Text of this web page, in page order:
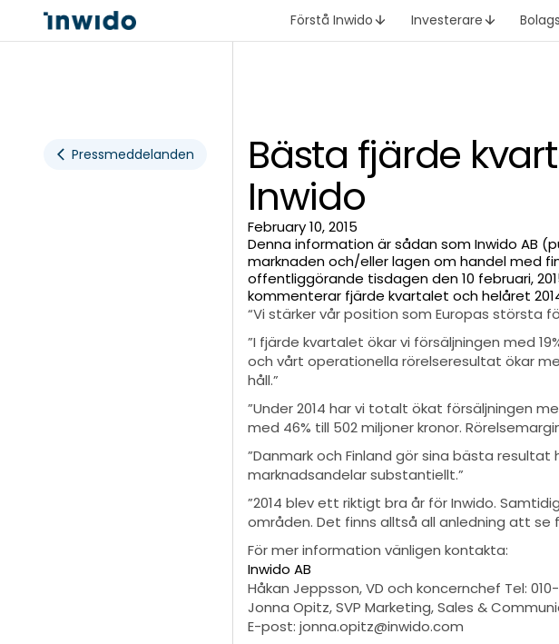
Förstå Inwido Investerare
Pressmeddelanden Bästa fjärde
Inwido
February 10, 2015
Denna information är sådan som Inwido AB
marknaden och/eller lagen om handel med
offentliggörande tisdagen den 10 februari,
kommenterar fjärde kvartalet och helåret
“Vi stärker vår position som Europas största
”I fjärde kvartalet ökar vi försäljningen med
och vårt operationella rörelseresultat ökar
håll.”
”Under 2014 har vi totalt ökat försäljningen
med 46% till 502 miljoner kronor.
”Danmark och Finland gör sina bästa
marknadsandelar substantiellt.”
”2014 blev ett riktigt bra år för Inwido.
områden. Det finns alltså all anledning att
För mer information vänligen kontakta:
Inwido AB
Håkan Jeppsson, VD och koncernchef Tel:
Jonna Opitz, SVP Marketing, Sales &
E-post: jonna.opitz@inwido.com